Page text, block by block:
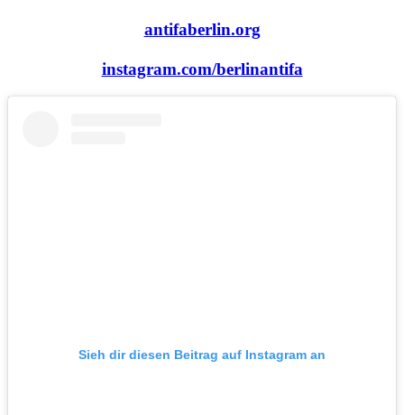
antifaberlin.org
instagram.com/berlinantifa
Sieh dir diesen Beitrag auf Instagram an